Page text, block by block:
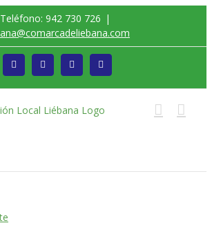
Teléfono: 942 730 726 |
Facebook Twitter Instagram